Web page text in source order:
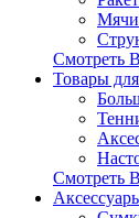
Мячи
Смотреть
Товары
Смотреть